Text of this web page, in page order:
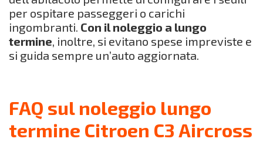
per ospitare passeggeri o carichi
ingombranti. Con il noleggio a lungo
termine, inoltre, si evitano spese impreviste e
si guida sempre un’auto aggiornata.
FAQ sul noleggio lungo
termine Citroen C3 Aircross